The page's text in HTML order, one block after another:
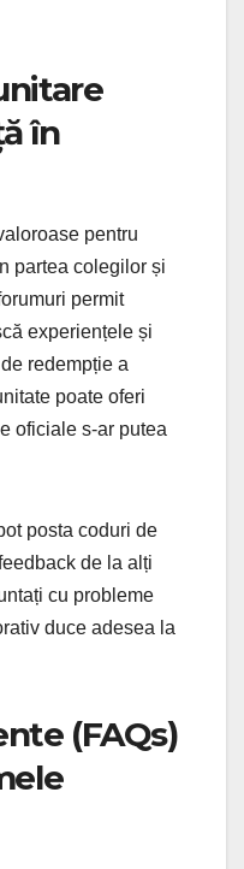
în
pentru
partea colegilor și
permit
experiențele și
redempție a
poate oferi
oficiale s-ar putea
posta coduri de
de la alți
cu probleme
duce adesea la
(FAQs)